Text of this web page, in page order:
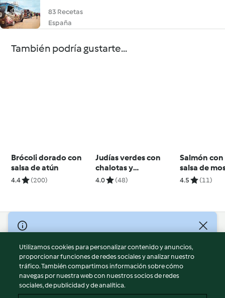
83 Recetas
España
También podría gustarte...
Brócoli dorado con
salsa de atún
4.4 (200)
Judías verdes con
chalotas y
champiñones
4.0 (48)
Salmón
salsa de
4.5 (11)
© Copyright 2026
Términos de uso
Política de privacidad
Aviso legal
Información legal
Utilizamos cookies para personalizar contenido y anuncios,
proporcionar funciones de redes sociales y analizar nuestro
tráfico. También compartimos información sobre cómo
navegas por nuestra web con nuestros socios de redes
sociales, de publicidad y de analítica.